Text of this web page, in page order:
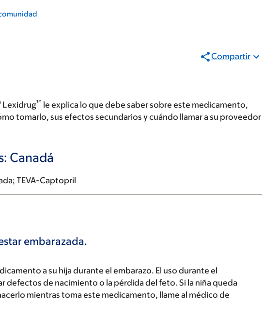
Compartir
Lexidrug™ le explica lo que debe saber sobre este medicamento,
tomarlo, sus efectos secundarios y cuándo llamar a su proveedor
Canadá
TEVA-Captopril
embarazada.
a su hija durante el embarazo. El uso durante el
defectos de nacimiento o la pérdida del feto. Si la niña queda
mientras toma este medicamento, llame al médico de